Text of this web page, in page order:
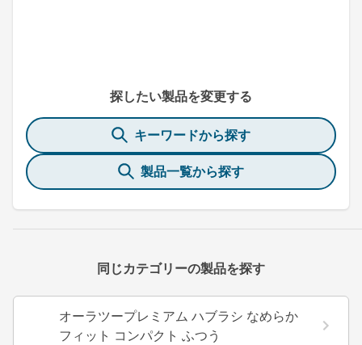
探したい製品を変更する
キーワードから探す
製品一覧から探す
同じカテゴリーの製品を探す
オーラツープレミアム ハブラシ なめらか
フィット コンパクト ふつう